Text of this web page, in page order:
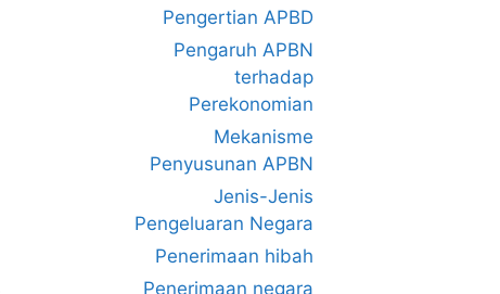
Pengertian APBD
Pengaruh APBN
terhadap
Perekonomian
Mekanisme
Penyusunan APBN
Jenis-Jenis
Pengeluaran Negara
Penerimaan hibah
Penerimaan negara